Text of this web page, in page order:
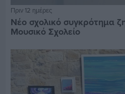
Πριν 12 ημέρες
Νέο σχολικό συγκρότημα
Μουσικό Σχολείο